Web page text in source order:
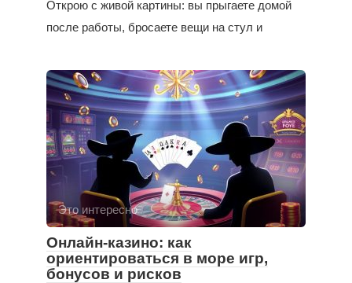
Открою с живой картины: вы прыгаете домой
после работы, бросаете вещи на стул и
Это интересно
Онлайн-казино: как
ориентироваться в море игр,
бонусов и рисков